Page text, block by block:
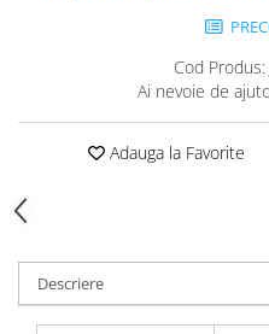
Cod Produs:
Ai nevoie de
Adauga la Favorite
Descriere